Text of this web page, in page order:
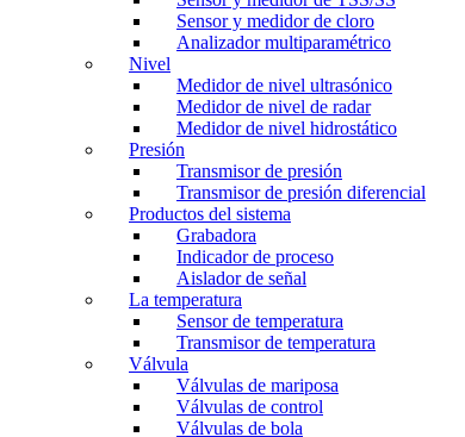
Sensor y medidor de cloro
Analizador multiparamétrico
Nivel
Medidor de nivel ultrasónico
Medidor de nivel de radar
Medidor de nivel hidrostático
Presión
Transmisor de presión
Transmisor de presión diferencial
Productos del sistema
Grabadora
Indicador de proceso
Aislador de señal
La temperatura
Sensor de temperatura
Transmisor de temperatura
Válvula
Válvulas de mariposa
Válvulas de control
Válvulas de bola